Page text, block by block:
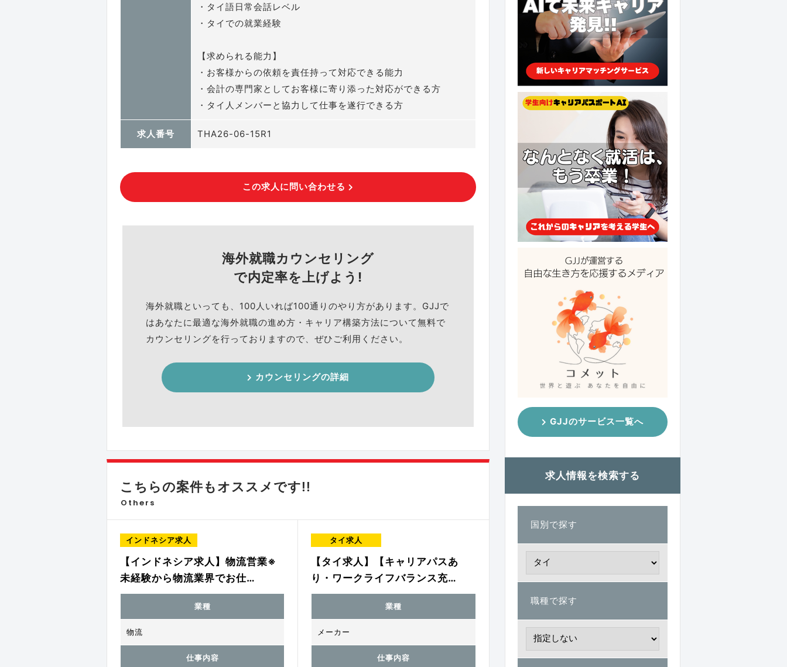
・タイ語日常会話レベル
・タイでの就業経験
【求められる能力】
・お客様からの依頼を責任持って対応できる能力
・会計の専門家としてお客様に寄り添った対応ができる方
・タイ人メンバーと協力して仕事を遂行できる方
求人番号 THA26-06-15R1
この求人に問い合わせる
海外就職カウンセリング
で内定率を上げよう!
海外就職といっても、100人いれば100通りのやり方があります。GJJで
はあなたに最適な海外就職の進め方・キャリア構築方法について無料で
カウンセリングを行っておりますので、ぜひご利用ください。
カウンセリングの詳細
こちらの案件もオススメです!!
Others
インドネシア求人
【インドネシア求人】物流営業※
未経験から物流業界でお仕…
業種
物流
仕事内容
タイ求人
【タイ求人】【キャリアパスあ
り・ワークライフバランス充…
業種
メーカー
仕事内容
GJJのサービス一覧へ
求人情報を検索する
国別で探す
職種で探す